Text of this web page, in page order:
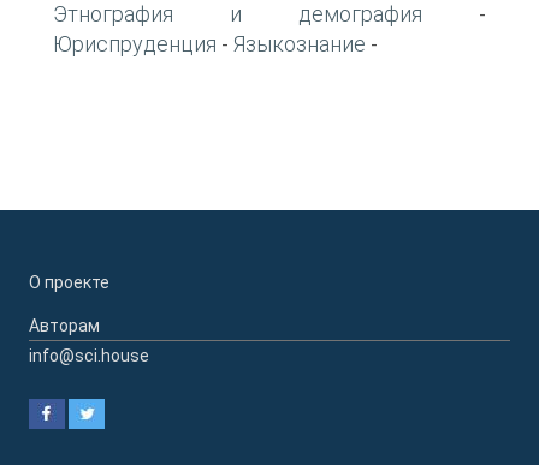
Этнография и демография -
Юриспруденция - Языкознание -
О проекте
Авторам
info@sci.house